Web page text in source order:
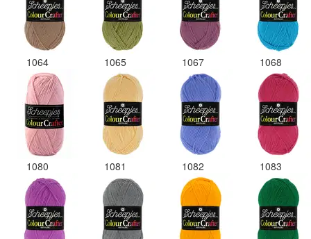
1064 1065 1067 1068
1080 1081 1082 1083